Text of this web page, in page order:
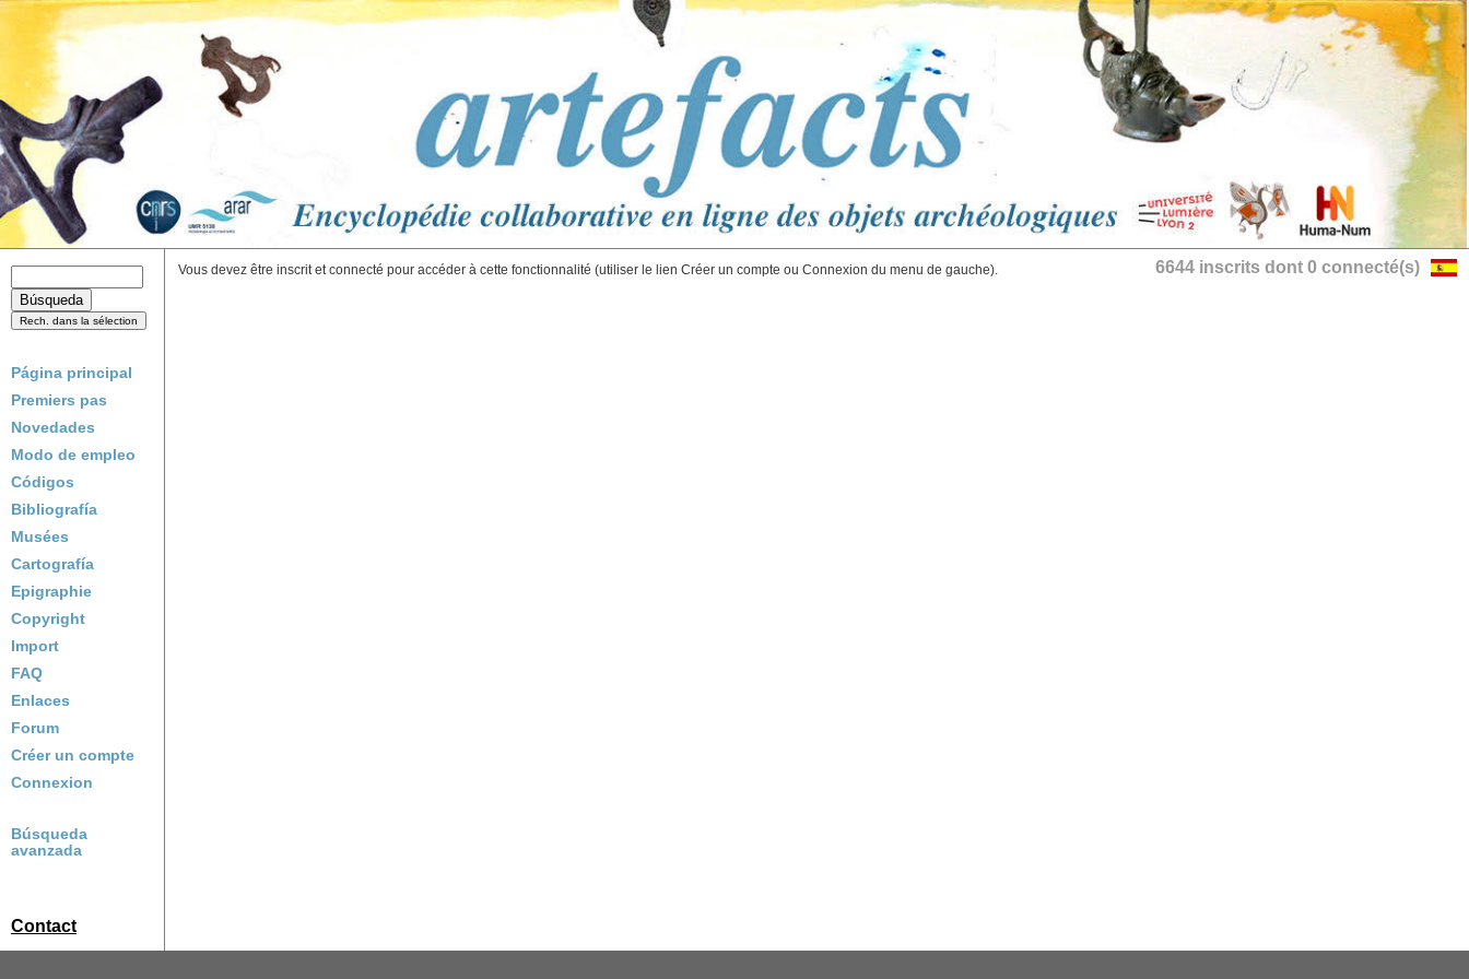
Página principal
Premiers pas
Novedades
Modo de empleo
Códigos
Bibliografía
Musées
Cartografía
Epigraphie
Copyright
Import
FAQ
Enlaces
Forum
Créer un compte
Connexion
Búsqueda
avanzada
Contact
6644 inscrits dont 0 connecté(s)
Vous devez être inscrit et connecté pour accéder à cette fonctionnalité (utiliser le lien Créer un compte ou Connexion du menu de gauche).